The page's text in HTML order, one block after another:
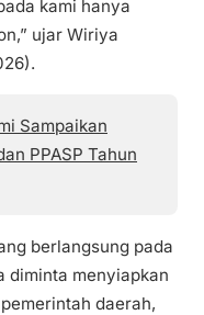
kami hanya
ujar Wiriya
Sampaikan
PPASP Tahun
berlangsung pada
diminta menyiapkan
daerah,